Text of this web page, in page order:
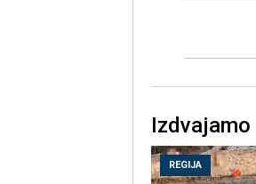
Izdvajamo
REGIJA